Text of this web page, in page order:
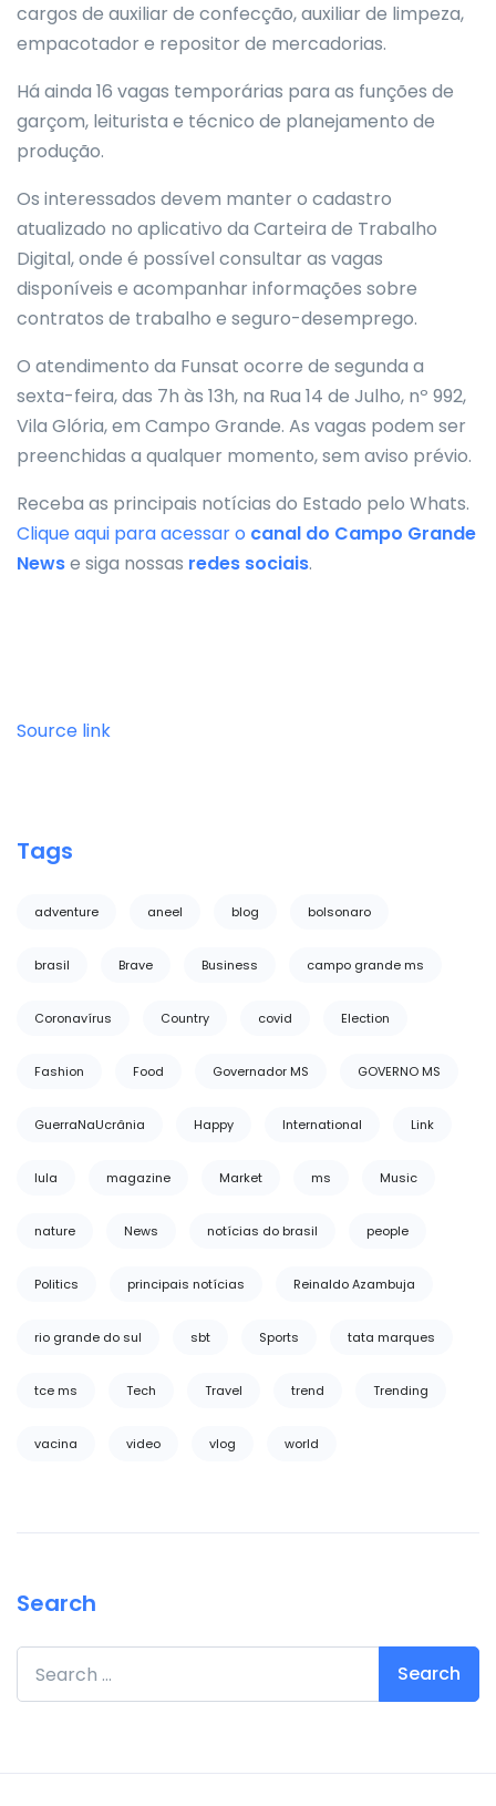
cargos de auxiliar de confecção, auxiliar de limpeza,
empacotador e repositor de mercadorias.
Há ainda 16 vagas temporárias para as funções de
garçom, leiturista e técnico de planejamento de
produção.
Os interessados devem manter o cadastro
atualizado no aplicativo da Carteira de Trabalho
Digital, onde é possível consultar as vagas
disponíveis e acompanhar informações sobre
contratos de trabalho e seguro-desemprego.
O atendimento da Funsat ocorre de segunda a
sexta-feira, das 7h às 13h, na Rua 14 de Julho, nº 992,
Vila Glória, em Campo Grande. As vagas podem ser
preenchidas a qualquer momento, sem aviso prévio.
Receba as principais notícias do Estado pelo Whats.
Clique aqui para acessar o canal do Campo Grande
Newse siga nossas redes sociais.
Source link
Tags
adventure aneel blog bolsonaro
brasil Brave Business campo grande ms
Coronavírus Country covid Election
Fashion Food Governador MS GOVERNO MS
GuerraNaUcrânia Happy International Link
lula magazine Market ms Music
nature News notícias do brasil people
Politics principais notícias Reinaldo Azambuja
rio grande do sul sbt Sports tata marques
tce ms Tech Travel trend Trending
vacina video vlog world
Search
Search for: